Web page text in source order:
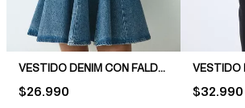
VESTIDO DENIM CON FALDA ACAMPANADA
PRICE:
$26.990 PRICE:
$32.990